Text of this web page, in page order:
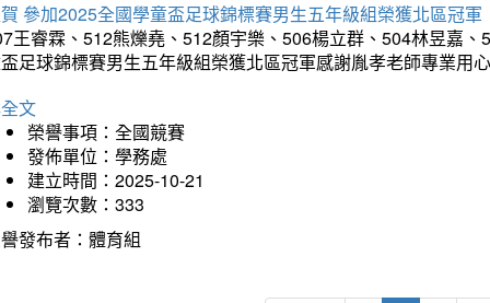
參加2025全國學童盃足球錦標賽男生五年級組榮獲北區冠軍
王睿霖、512熊爍堯、512顏宇樂、506楊立群、504林昱嘉
足球錦標賽男生五年級組榮獲北區冠軍感謝胤孝老師專業用
文
榮譽事項：全國競賽
發佈單位：學務處
建立時間：2025-10-21
瀏覽次數：333
發布者：體育組